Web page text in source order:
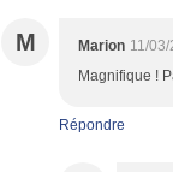
M Marion 11/
Magnifique !
Répondre